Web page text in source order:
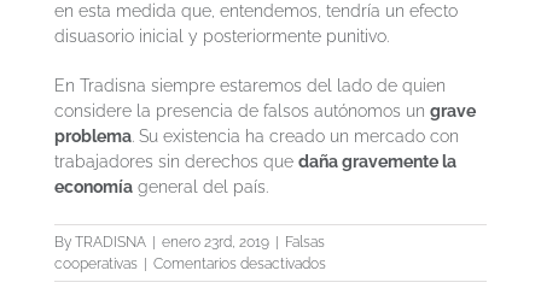
en esta medida que, entendemos, tendría un efecto
disuasorio inicial y posteriormente punitivo.
En Tradisna siempre estaremos del lado de quien
considere la presencia de falsos autónomos un grave
problema. Su existencia ha creado un mercado con
trabajadores sin derechos que daña gravemente la
economíageneral del país.
By TRADISNA enero 23rd, 2019
Falsas
cooperativas
Comentarios desactivadosen
Defendamos